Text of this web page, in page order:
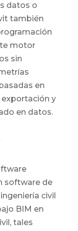
datos o
también
motor
sin
en
y
en datos.
software de
civil
BIM en
tales